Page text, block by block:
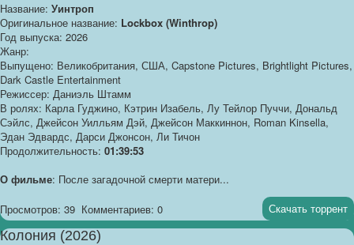
Название: Уинтроп
Оригинальное название: Lockbox (Winthrop)
Год выпуска: 2026
Жанр:
Выпущено: Великобритания, США, Capstone Pictures, Brightlight Pictures,
Dark Castle Entertainment
Режиссер: Даниэль Штамм
В ролях: Карла Гуджино, Кэтрин Изабель, Лу Тейлор Пуччи, Дональд
Сэйлс, Джейсон Уилльям Дэй, Джейсон Маккиннон, Roman Kinsella,
Эдан Эдвардс, Дарси Джонсон, Ли Тичон
Продолжительность: 01:39:53
О фильме: После загадочной смерти матери...
Просмотров: 39 Комментариев: 0 Скачать торрент
Колония (2026)